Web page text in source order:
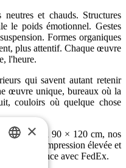
et chauds. Structures
le poids émotionnel. Gestes
Formes organiques
plus attentif. Chaque œuvre
l'heure.
qui savent autant retenir
œuvre unique, bureaux où la
couloirs où quelque chose
jusqu’à 90 × 120 cm, nos
qualité d’impression élevée et
en France avec FedEx.
×